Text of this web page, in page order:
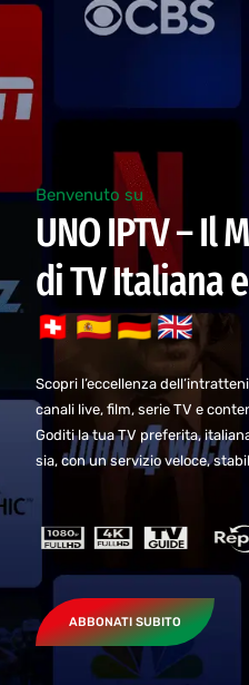
Benvenuto su
UNO IPTV – Il
di TV Italiana
Scopri l’eccellenza
canali live, film, serie TV e
Goditi la tua TV preferita,
sia, con un servizio veloce,
ABBONATI SUBITO